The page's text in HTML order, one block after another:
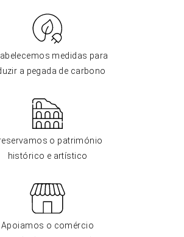
medidas para
a pegada de carbono
o património
histórico e artístico
Apoiamos o comércio